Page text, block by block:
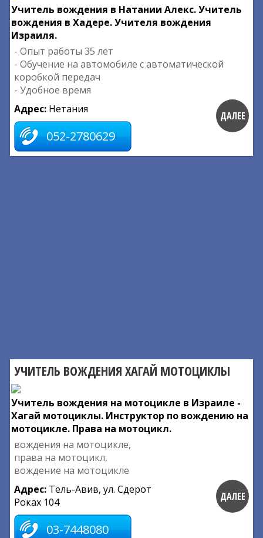
Учитель вождения в Натании Алекс. Учитель
вождения в Хадере. Учителя вождения
Израиля.
- Опыт работы 35 лет
- Обучение на автомобиле с автоматической
коробкой передач
- Удобное время
Адрес: Нетания
052-2780629
ДАЛЕЕ
УЧИТЕЛЬ ВОЖДЕНИЯ ХАГАЙ МОТОЦИКЛЫ
Учитель вождения на мотоцикле в Израиле -
Хагай мотоциклы. Инструктор по вождению на
мотоцикле. Права на мотоцикл.
вождения на мотоцикле,
права на мотоцикл,
вождение на мотоцикле
Адрес: Тель-Авив, ул. Сдерот
Роках 104
03-7448080
ДАЛЕЕ